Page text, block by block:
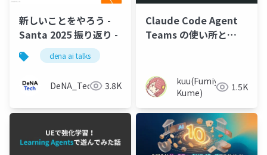
新しいことをやろう -
Santa 2025 振り返り -
dena ai talks
DeNA_Tech 3.8K
Claude Code Agent
Teams の使い所と
kuu(Fumiya
Kume)
1.5K